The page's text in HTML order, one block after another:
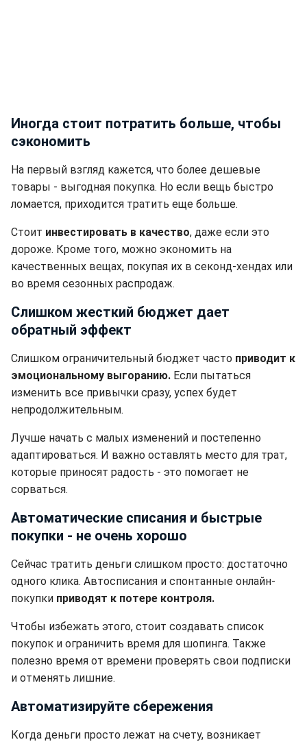
Иногда стоит потратить больше, чтобы
сэкономить
На первый взгляд кажется, что более дешевые
товары - выгодная покупка. Но если вещь быстро
ломается, приходится тратить еще больше.
Стоит инвестировать в качество, даже если это
дороже. Кроме того, можно экономить на
качественных вещах, покупая их в секонд-хендах или
во время сезонных распродаж.
Слишком жесткий бюджет дает
обратный эффект
Слишком ограничительный бюджет часто приводит к
эмоциональному выгоранию. Если пытаться
изменить все привычки сразу, успех будет
непродолжительным.
Лучше начать с малых изменений и постепенно
адаптироваться. И важно оставлять место для трат,
которые приносят радость - это помогает не
сорваться.
Автоматические списания и быстрые
покупки - не очень хорошо
Сейчас тратить деньги слишком просто: достаточно
одного клика. Автосписания и спонтанные онлайн-
покупки приводят к потере контроля.
Чтобы избежать этого, стоит создавать список
покупок и ограничить время для шопинга. Также
полезно время от времени проверять свои подписки
и отменять лишние.
Автоматизируйте сбережения
Когда деньги просто лежат на счету, возникает